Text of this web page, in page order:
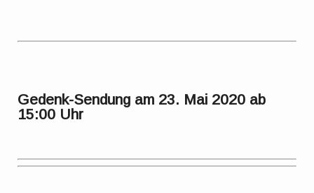
Gedenk-Sendung am 23. Mai 2020 ab
15:00 Uhr